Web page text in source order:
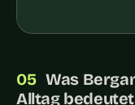
Was
Alltag bedeutet